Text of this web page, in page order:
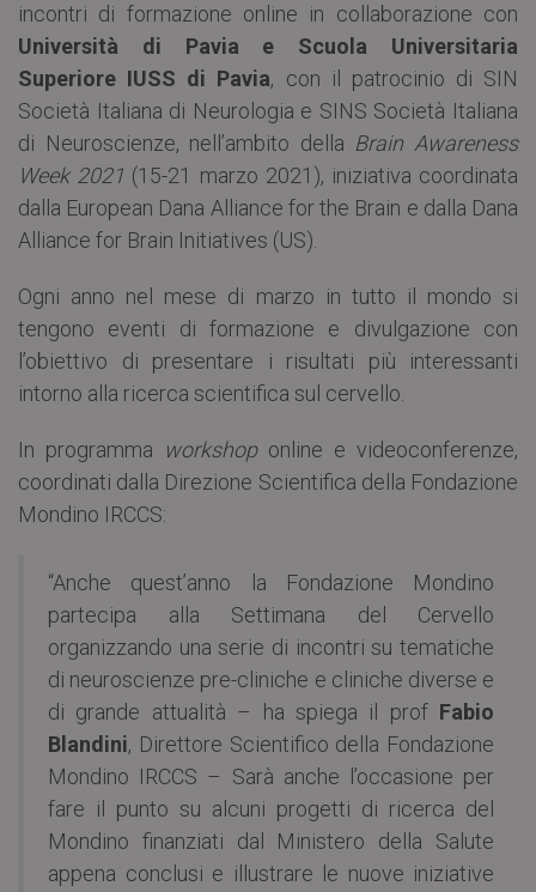
incontri di formazione online in collaborazione con
Università di Pavia e Scuola Universitaria
Superiore IUSS di Pavia, con il patrocinio di SIN
Società Italiana di Neurologia e SINS Società Italiana
di Neuroscienze, nell’ambito della Brain Awareness
Week 2021 (15-21 marzo 2021), iniziativa coordinata
dalla European Dana Alliance for the Brain e dalla Dana
Alliance for Brain Initiatives (US).
Ogni anno nel mese di marzo in tutto il mondo si
tengono eventi di formazione e divulgazione con
l’obiettivo di presentare i risultati più interessanti
intorno alla ricerca scientifica sul cervello.
In programma workshoponline e videoconferenze,
coordinati dalla Direzione Scientifica della Fondazione
Mondino IRCCS:
“Anche quest’anno la Fondazione Mondino
partecipa alla Settimana del Cervello
organizzando una serie di incontri su tematiche
di neuroscienze pre-cliniche e cliniche diverse e
di grande attualità – ha spiega il prof Fabio
Blandini, Direttore Scientifico della Fondazione
Mondino IRCCS – Sarà anche l’occasione per
fare il punto su alcuni progetti di ricerca del
Mondino finanziati dal Ministero della Salute
appena conclusi e illustrare le nuove iniziative